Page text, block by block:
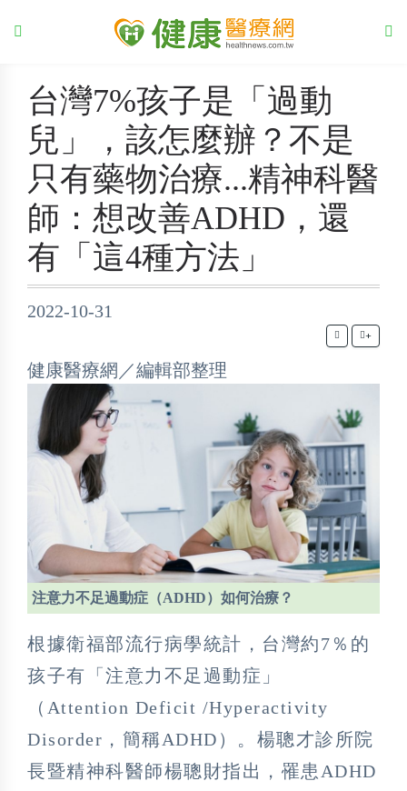
台灣7%孩子是「過動
兒」，該怎麼辦？不是
只有藥物治療...精神科醫
師：想改善ADHD，還
有「這4種方法」
2022-10-31
+
健康醫療網／編輯部整理
注意力不足過動症（ADHD）如何治療？
根據衛福部流行病學統計，台灣約7％的
孩子有「注意力不足過動症」
（Attention Deficit /Hyperactivity
Disorder，簡稱ADHD）。楊聰才診所院
長暨精神科醫師楊聰財指出，罹患ADHD